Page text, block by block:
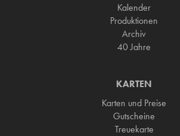
Kalender
Produktionen
Archiv
40 Jahre
KARTEN
Karten und Preise
Gutscheine
Treuekarte